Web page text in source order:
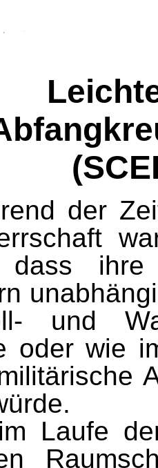
der
dass
und
oder wie
Laufe